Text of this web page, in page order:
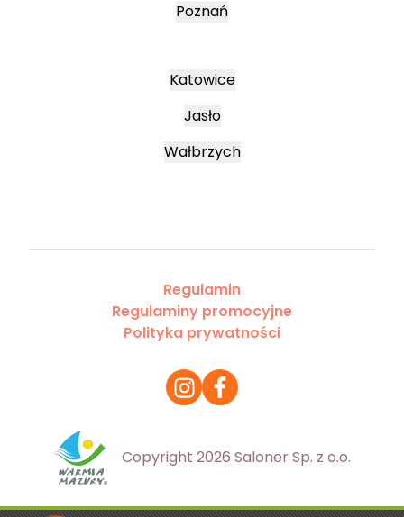
Poznań
Katowice
Jasło
Wałbrzych
Regulamin
Regulaminy promocyjne
Polityka prywatności
Copyright 2026 Saloner Sp. z o.o.